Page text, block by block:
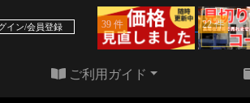
イン/会員登録 39 件 22 件
ご利用ガイド